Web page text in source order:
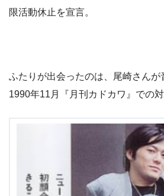
限活動休止を宣言。
ふたりが出会ったのは、尾崎さんが
1990年11月『月刊カドカワ』での対